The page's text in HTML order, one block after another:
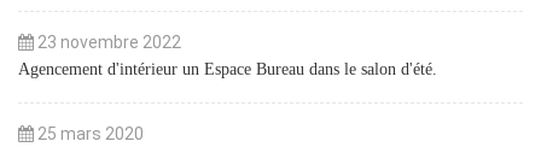
23 novembre 2022
Agencement d'intérieur un Espace Bureau dans le salon d'été.
25 mars 2020